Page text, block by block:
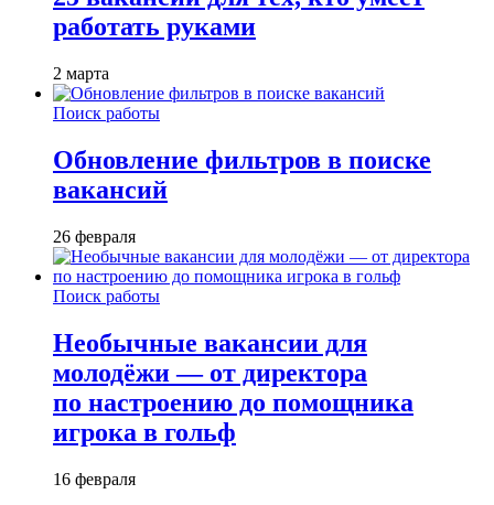
работать руками
2 марта
Поиск работы
Обновление фильтров в поиске
вакансий
26 февраля
Поиск работы
Необычные вакансии для
молодёжи — от директора
по настроению до помощника
игрока в гольф
16 февраля